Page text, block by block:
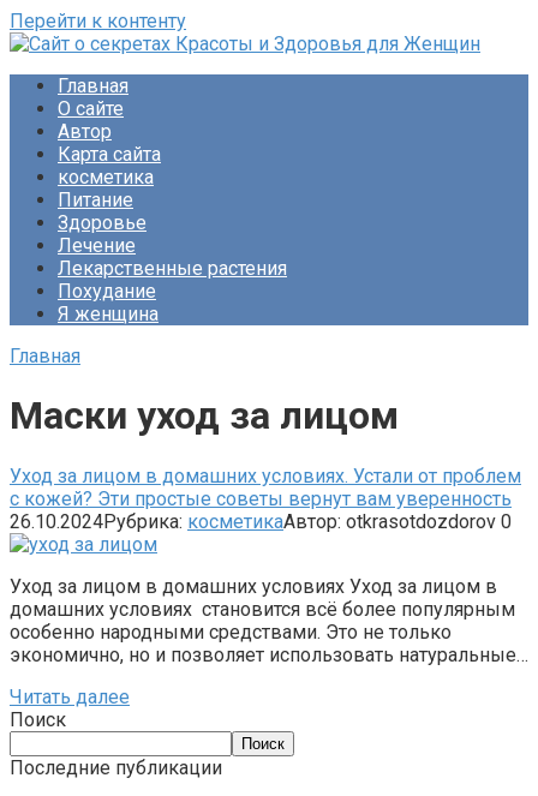
Перейти к контенту
Раскройте тайны ухода за собой, питания и народной
медицины. Советы по похудению и обретению женского
счастья. Будьте прекрасны!
Главная
О сайте
Автор
Карта сайта
косметика
Питание
Здоровье
Лечение
Лекарственные растения
Похудание
Я женщина
Главная
Маски уход за лицом
Уход за лицом в домашних условиях. Устали от проблем
с кожей? Эти простые советы вернут вам уверенность
26.10.2024Рубрика: косметикаАвтор: otkrasotdozdorov 0
Уход за лицом в домашних условиях Уход за лицом в
домашних условиях становится всё более популярным
особенно народными средствами. Это не только
экономично, но и позволяет использовать натуральные…
Читать далее
Поиск
Поиск
Последние публикации